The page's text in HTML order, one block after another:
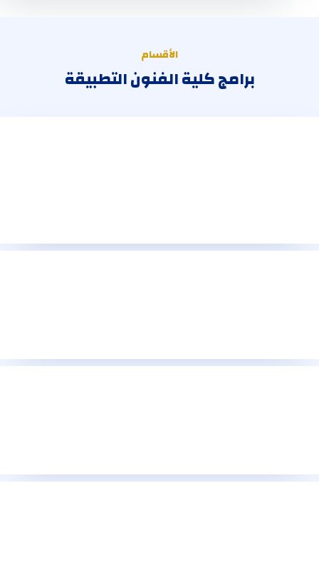
الأقسام
برامج كلية الفنون التطبيقة